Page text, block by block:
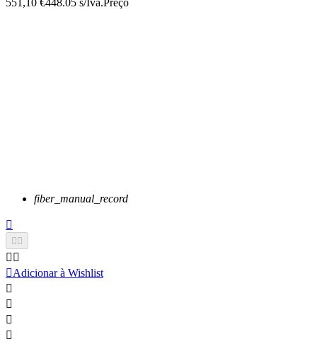
551,10 €448.05 s/Iva.Preço
fiber_manual_record

 
 
Adicionar à Wishlist



